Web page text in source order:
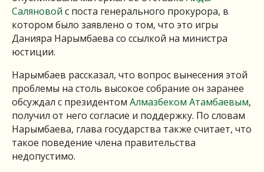
Саляновой с поста генерального прокурора, в
котором было заявлено о том, что это игры
Данияра Нарымбаева со ссылкой на министра
юстиции.
Нарымбаев рассказал, что вопрос вынесения этой
проблемы на столь высокое собрание он заранее
обсуждал с президентом Алмазбеком Атамбаевым,
получил от него согласие и поддержку. По словам
Нарымбаева, глава государства также считает, что
такое поведение члена правительства
недопустимо.